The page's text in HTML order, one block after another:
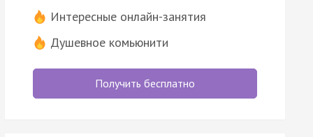
Интересные онлайн-занятия
Душевное комьюнити
Получить бесплатно